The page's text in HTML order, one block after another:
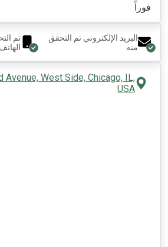
فوراً
البريد الإلكتروني تم التحقق
منه
تم
الهاتف
Avenue, West Side, Chicago, IL,
USA